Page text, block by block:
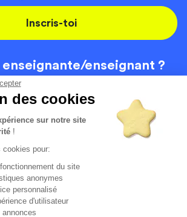
des cookies
sur notre site
!
cookies pour:
du site
anonymes
personnalisé
d'utilisateur
Inscris-toi
enseignante/enseignant ?
On recrute
Contact
4.6/5 (51125 avis publiés)